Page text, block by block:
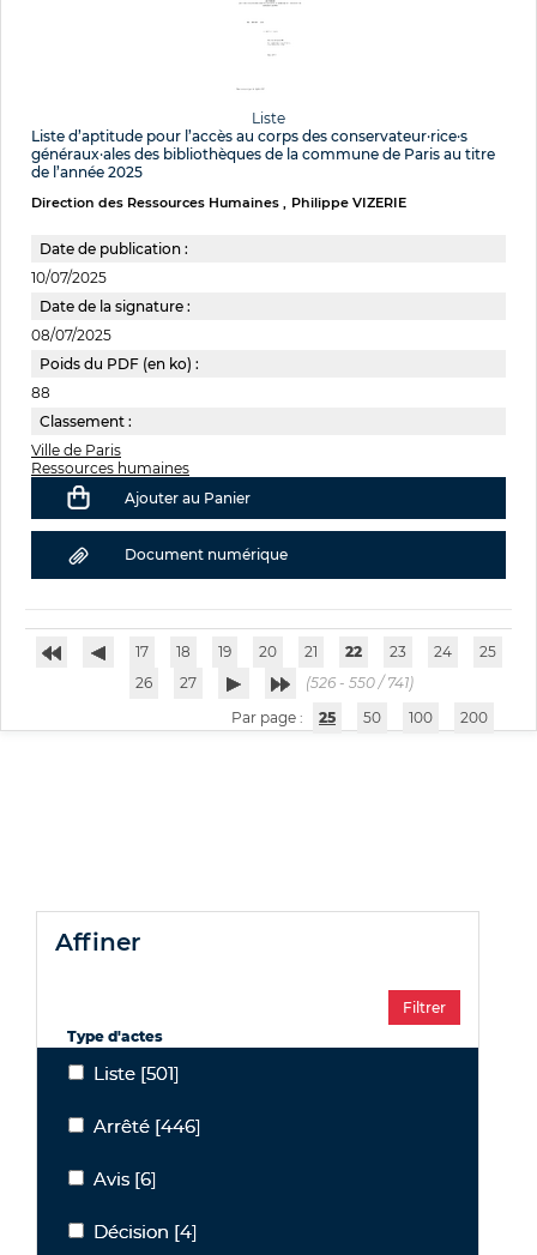
Liste
Liste d’aptitude pour l’accès au corps des conservateur·rice·s
généraux·ales des bibliothèques de la commune de Paris au titre
de l’année 2025
Direction des Ressources Humaines Philippe VIZERIE
Date de publication :
10/07/2025
Date de la signature :
08/07/2025
Poids du PDF (en ko) :
88
Classement :
Ville de Paris
Ressources humaines
Ajouter au Panier
Document numérique
17 18 19 20 21 22 23 24
25
26
27
(526 - 550 / 741)
Par page :
25 50 100 200
affiner
Type d'actes
ListeListe [501]
ArrêtéArrêté [446]
AvisAvis [6]
Décision
Décision [4]